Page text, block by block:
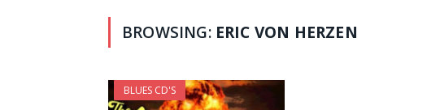
BROWSING: ERIC VON HERZEN
BLUES CD'S